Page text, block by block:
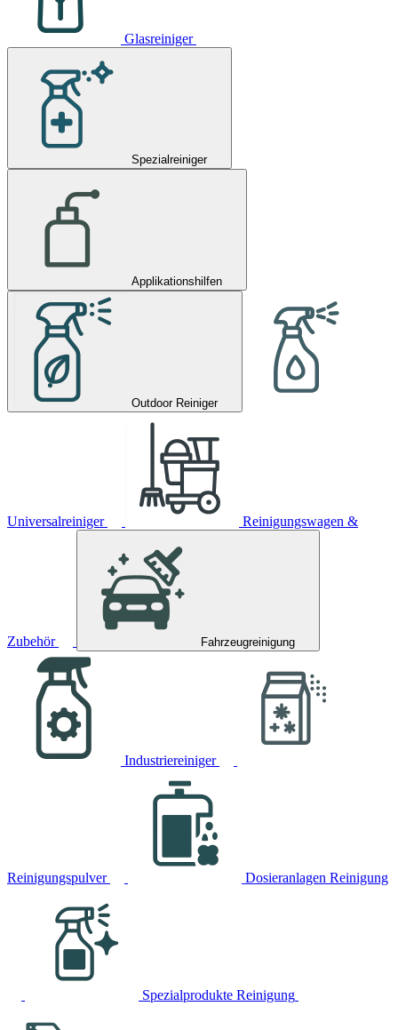
Glasreiniger
Spezialreiniger
Applikationshilfen
Outdoor Reiniger
Universalreiniger Reinigungswagen &
Zubehör Fahrzeugreinigung
Industriereiniger
Reinigungspulver Dosieranlagen Reinigung
Spezialprodukte Reinigung